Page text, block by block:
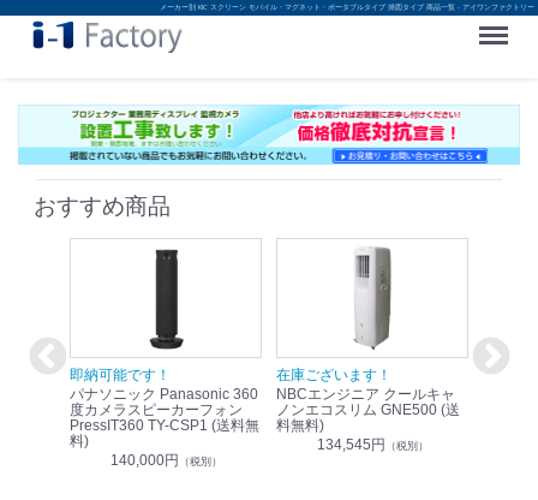
メーカー別 KIC スクリーン モバイル・マグネット・ポータブルタイプ 掛図タイプ 商品一覧 - アイワンファクトリー
Menu
おすすめ商品
即納可能です！
パナソニック Panasonic 360
度カメラスピーカーフォン
PressIT360 TY-CSP1 (送料無
料)
140,000円 （税別）
在庫ございます！
NBCエンジニア クールキャ
ノンエコスリム GNE500 (送
料無料)
134,545円 （税別）
即納可